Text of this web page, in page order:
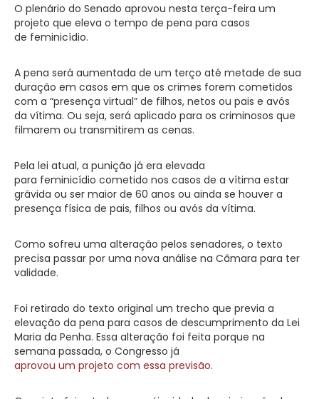
O plenário do Senado aprovou nesta terça-feira um
projeto que eleva o tempo de pena para casos
de feminicídio.
A pena será aumentada de um terço até metade de sua
duração em casos em que os crimes forem cometidos
com a “presença virtual” de filhos, netos ou pais e avós
da vítima. Ou seja, será aplicado para os criminosos que
filmarem ou transmitirem as cenas.
Pela lei atual, a punição já era elevada
para feminicídio cometido nos casos de a vítima estar
grávida ou ser maior de 60 anos ou ainda se houver a
presença física de pais, filhos ou avós da vítima.
Como sofreu uma alteração pelos senadores, o texto
precisa passar por uma nova análise na Câmara para ter
validade.
Foi retirado do texto original um trecho que previa a
elevação da pena para casos de descumprimento da Lei
Maria da Penha. Essa alteração foi feita porque na
semana passada, o Congresso já
aprovou um projeto com essa previsão.